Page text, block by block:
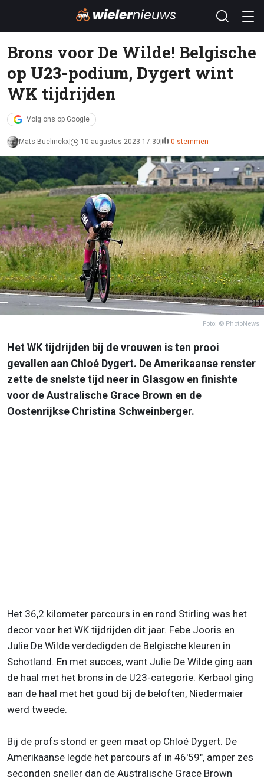
Brons voor De Wilde! Belgische
op U23-podium, Dygert wint
WK tijdrijden
Volg ons op Google
Mats Buelinckx 10 augustus 2023 17:30 0 stemmen
Foto: © PhotoNews
Het WK tijdrijden bij de vrouwen is ten prooi
gevallen aan Chloé Dygert. De Amerikaanse renster
zette de snelste tijd neer in Glasgow en finishte
voor de Australische Grace Brown en de
Oostenrijkse Christina Schweinberger.
Het 36,2 kilometer parcours in en rond Stirling was het
decor voor het WK tijdrijden dit jaar. Febe Jooris en
Julie De Wilde verdedigden de Belgische kleuren in
Schotland. En met succes, want Julie De Wilde ging aan
de haal met het brons in de U23-categorie. Kerbaol ging
aan de haal met het goud bij de beloften, Niedermaier
werd tweede.
Bij de profs stond er geen maat op Chloé Dygert. De
Amerikaanse legde het parcours af in 46'59", amper zes
seconden sneller dan de Australische Grace Brown